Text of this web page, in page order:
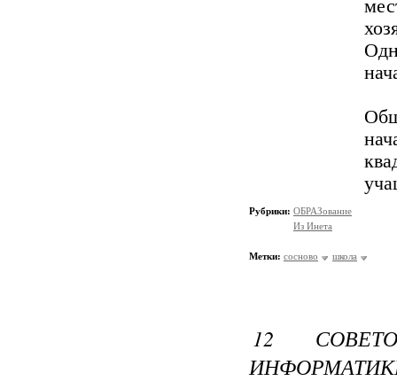
Рубрики: ОБРАЗование
Из Инета
Метки: сосново школа
12